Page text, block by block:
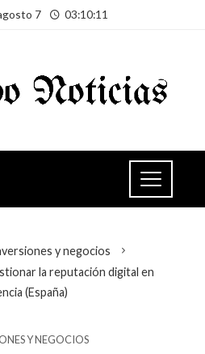
7 03:10:11
y negocios
la reputación digital en
(España)
Y NEGOCIOS